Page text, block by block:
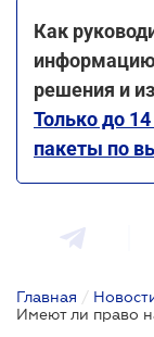
Как
информацию
решения и
Только до
пакеты по
Главная /